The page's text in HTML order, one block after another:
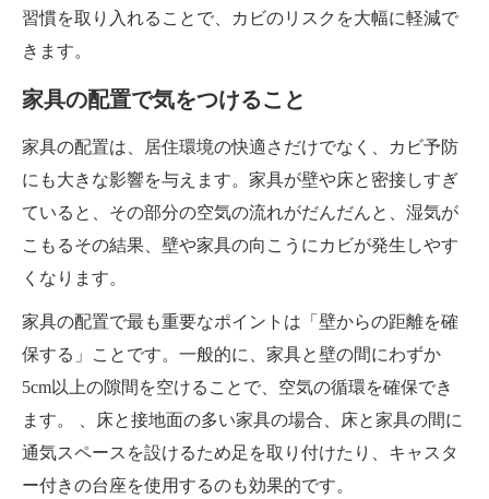
習慣を取り入れることで、カビのリスクを大幅に軽減で
きます。
家具の配置で気をつけること
家具の配置は、居住環境の快適さだけでなく、カビ予防
にも大きな影響を与えます。家具が壁や床と密接しすぎ
ていると、その部分の空気の流れがだんだんと、湿気が
こもるその結果、壁や家具の向こうにカビが発生しやす
くなります。
家具の配置で最も重要なポイントは「壁からの距離を確
保する」ことです。一般的に、家具と壁の間にわずか
5cm以上の隙間を空けることで、空気の循環を確保でき
ます。 、床と接地面の多い家具の場合、床と家具の間に
通気スペースを設けるため足を取り付けたり、キャスタ
ー付きの台座を使用するのも効果的です。